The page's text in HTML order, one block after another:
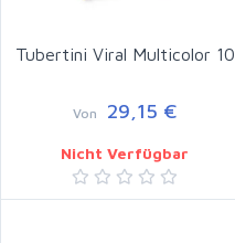
Tubertini Viral Multicolor 10
Von 29,15 €
Nicht Verfügbar